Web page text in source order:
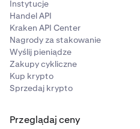
Instytucje
Handel API
Kraken API Center
Nagrody za stakowanie
Wyślij pieniądze
Zakupy cykliczne
Kup krypto
Sprzedaj krypto
Przeglądaj ceny